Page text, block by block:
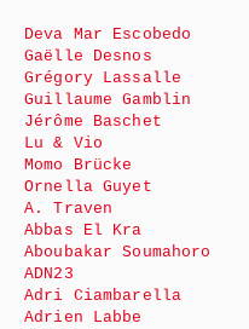
Deva Mar Escobedo
Gaëlle Desnos
Grégory Lassalle
Guillaume Gamblin
Jérôme Baschet
Lu & Vio
Momo Brücke
Ornella Guyet
A. Traven
Abbas El Kra
Aboubakar Soumahoro
ADN23
Adri Ciambarella
Adrien Labbe